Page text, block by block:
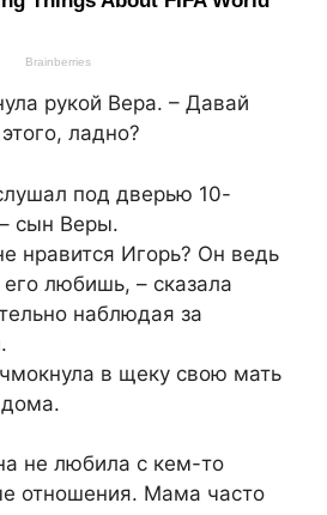
рукой Вера. – Давай
ладно?
под дверью 10-
сын Веры.
нравится Игорь? Он ведь
любишь, – сказала
наблюдая за
в щеку свою мать
не любила с кем-то
отношения. Мама часто